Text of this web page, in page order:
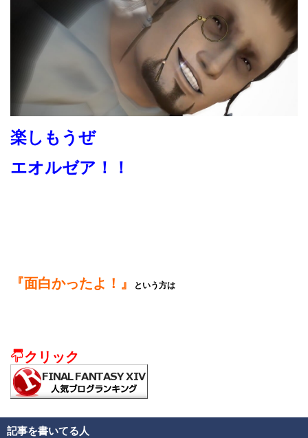
楽しもうぜ
エオルゼア！！
『面白かったよ！』 という方は
クリック
記事を書いてる人